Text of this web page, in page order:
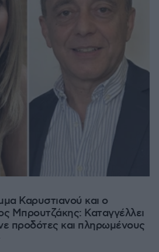
Καρυστιανού και ο
Μπρουτζάκης: Καταγγέλλει
προδότες και πληρωμένους